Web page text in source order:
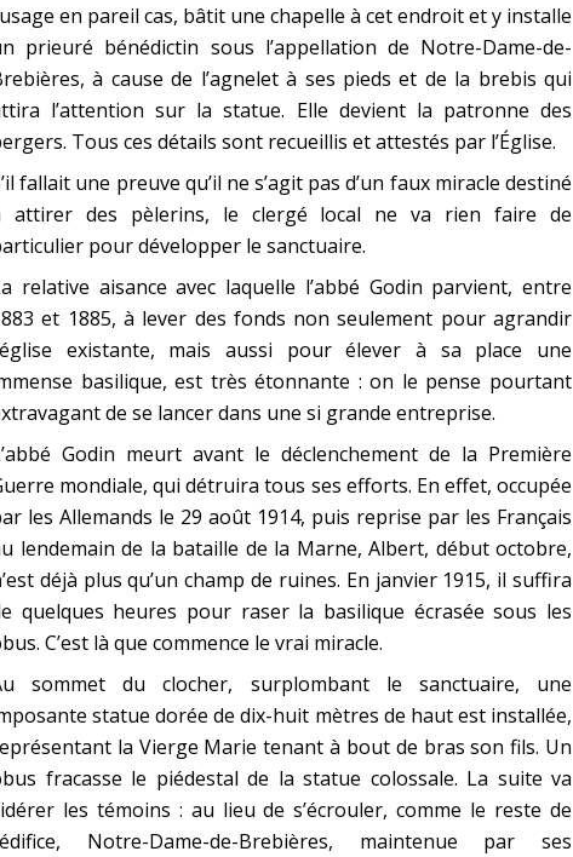
en pareil cas, bâtit une chapelle à cet endroit et y installe
prieuré bénédictin sous l’appellation de Notre-Dame-de-
à cause de l’agnelet à ses pieds et de la brebis qui
l’attention sur la statue. Elle devient la patronne des
Tous ces détails sont recueillis et attestés par l’Église.
fallait une preuve qu’il ne s’agit pas d’un faux miracle destiné
attirer des pèlerins, le clergé local ne va rien faire de
pour développer le sanctuaire.
relative aisance avec laquelle l’abbé Godin parvient, entre
et 1885, à lever des fonds non seulement pour agrandir
existante, mais aussi pour élever à sa place une
basilique, est très étonnante : on le pense pourtant
de se lancer dans une si grande entreprise.
Godin meurt avant le déclenchement de la Première
mondiale, qui détruira tous ses efforts. En effet, occupée
les Allemands le 29 août 1914, puis reprise par les Français
lendemain de la bataille de la Marne, Albert, début octobre,
déjà plus qu’un champ de ruines. En janvier 1915, il suffira
quelques heures pour raser la basilique écrasée sous les
C’est là que commence le vrai miracle.
sommet du clocher, surplombant le sanctuaire, une
statue dorée de dix-huit mètres de haut est installée,
la Vierge Marie tenant à bout de bras son fils. Un
fracasse le piédestal de la statue colossale. La suite va
les témoins : au lieu de s’écrouler, comme le reste de
Notre-Dame-de-Brebières, maintenue par ses
Close